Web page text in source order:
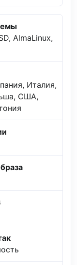
AlmaLinux,
Италия,
США,